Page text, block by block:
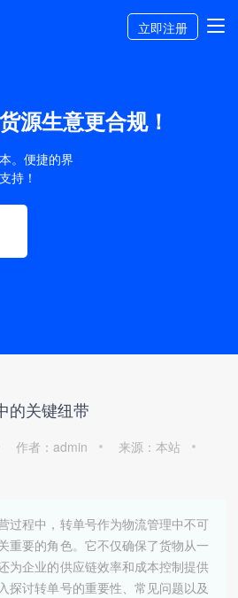
立即注册
源生意更合规！
。便捷的界
持！
的关键纽带
作者：admin
来源：本站
过程中，转单号作为物流管理中不可
重要的角色。它不仅确保了货物从一
为企业的供应链效率和成本控制提供
探讨转单号的重要性、常见问题以及